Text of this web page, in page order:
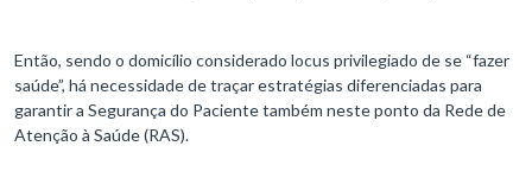
Então, sendo o domicílio considerado locus privilegiado de se “fazer
saúde”, há necessidade de traçar estratégias diferenciadas para
garantir a Segurança do Paciente também neste ponto da Rede de
Atenção à Saúde (RAS).